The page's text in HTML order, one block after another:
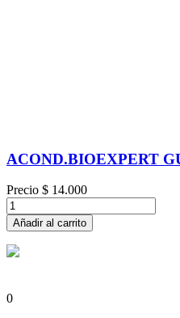
ACOND.BIOEXPERT
Precio $ 14.000
Añadir al carrito
0